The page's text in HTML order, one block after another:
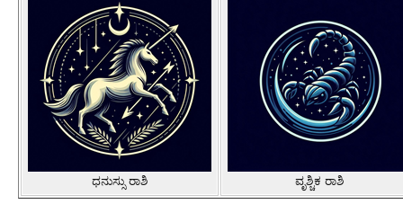
ಧನುಸ್ಸು ರಾಶಿ ವೃಶ್ಚಿಕ ರಾಶಿ